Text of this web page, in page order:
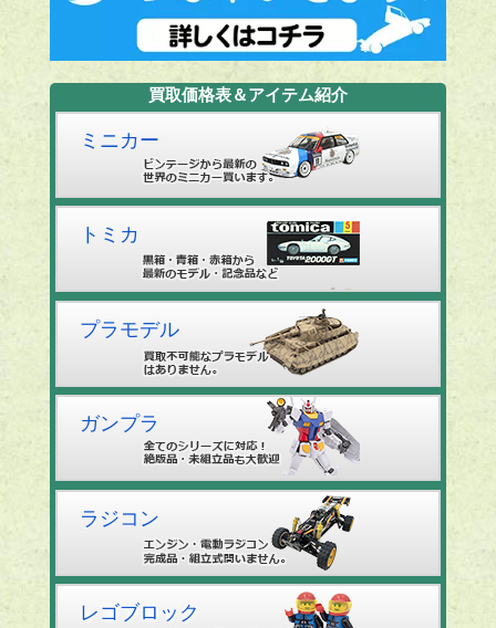
買取価格表＆アイテム紹介
ミニカー
トミカ
プラモデル
ガンプラ
ラジコン
レゴブロック